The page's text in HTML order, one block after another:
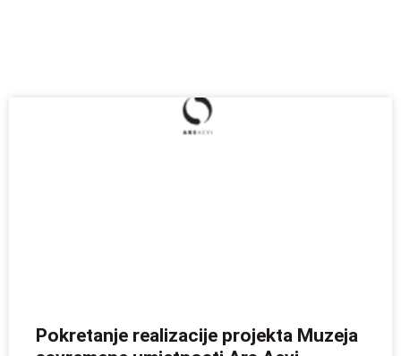
Pokretanje realizacije projekta Muzeja